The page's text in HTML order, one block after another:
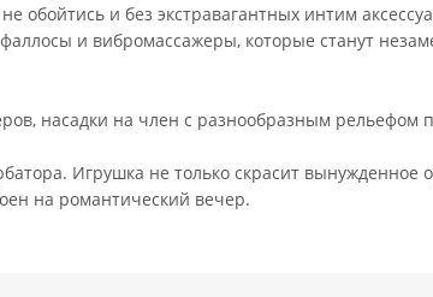
обойтись и без экстравагантных интим
и вибромассажеры, которые станут
насадки на член с разнообразным рельефом
Игрушка не только скрасит вынужденное
на романтический вечер.